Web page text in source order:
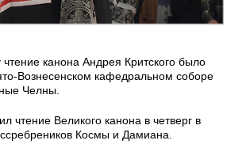
канона Андрея Критского было
Вознесенском кафедральном соборе
Челны.
чтение Великого канона в четверг в
Космы и Дамиана.